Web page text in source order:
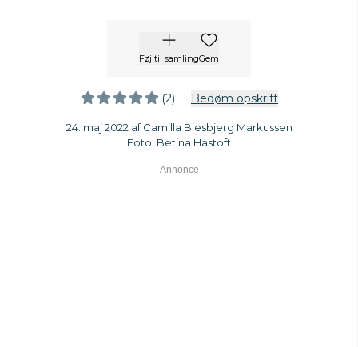
Føj til samlingGem
(2) Bedøm opskrift
24. maj 2022 af Camilla Biesbjerg Markussen
Foto: Betina Hastoft